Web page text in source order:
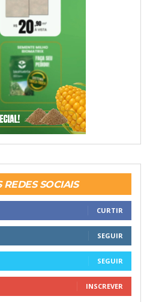
REDES SOCIAIS
CURTIR
SEGUIR
SEGUIR
INSCREVER